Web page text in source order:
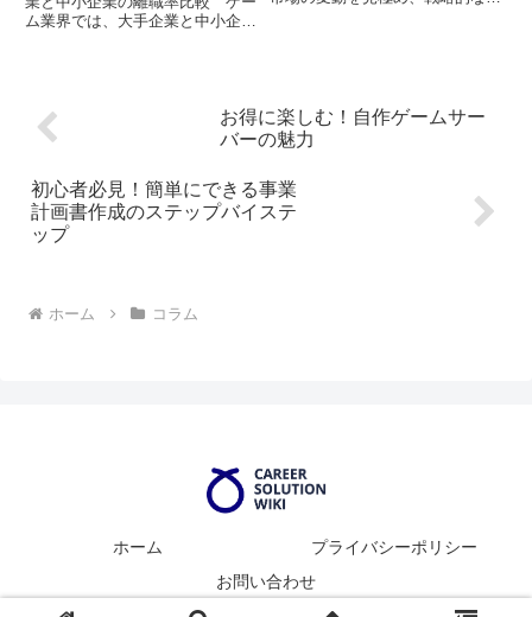
ム業界では、大手企業と中小企業
界全体の平均は37.4%と高い...
転...
お得に楽しむ！自作ゲームサー
バーの魅力
初心者必見！簡単にできる事業
計画書作成のステップバイステ
ップ
ホーム コラム
ホーム
プライバシーポリシー
お問い合わせ